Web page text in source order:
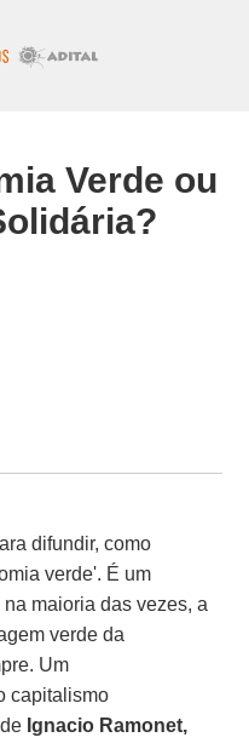
Verde ou
difundir, como
verde'. É um
maioria das vezes, a
verde da
Um
capitalismo
Ignacio Ramonet,